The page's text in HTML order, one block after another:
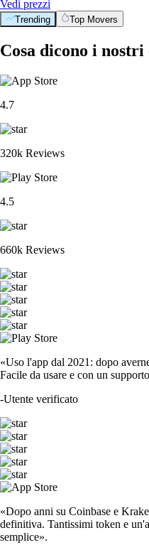
Vedi prezzi
Trending Top Movers
Cosa dicono i
4.7
320k Reviews
4.5
660k Reviews
«Uso l'app dal 2021: dopo
Facile da usare e con un
-Utente verificato
«Dopo anni su Coinbase e
definitiva. Tantissimi token e
semplice».